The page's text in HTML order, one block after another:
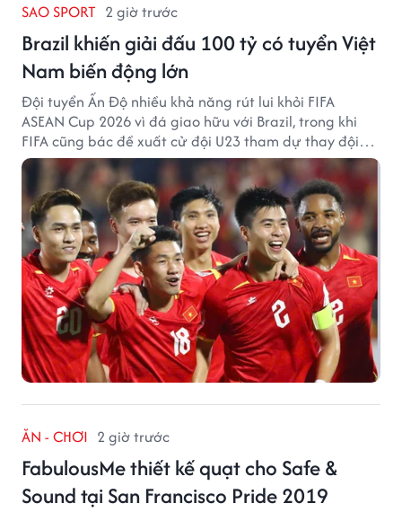
SAO SPORT 2 giờ trước
Brazil khiến giải đấu 100 tỷ có tuyển Việt
Nam biến động lớn
Đội tuyển Ấn Độ nhiều khả năng rút lui khỏi FIFA
ASEAN Cup 2026 vì đá giao hữu với Brazil, trong khi
FIFA cũng bác đề xuất cử đội U23 tham dự thay đội
tuyển quốc gia.
ĂN - CHƠI 2 giờ trước
FabulousMe thiết kế quạt cho Safe &
Sound tại San Francisco Pride 2019